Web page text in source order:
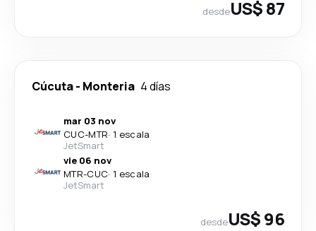
desdeUS$ 87
Cúcuta- Monteria 4 días
mar 03 nov
CUC-MTR· 1 escala
JetSmart
vie 06 nov
MTR-CUC· 1 escala
JetSmart
desdeUS$ 96